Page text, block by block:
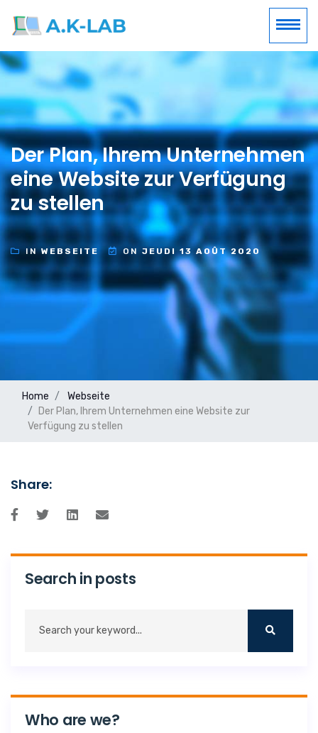
Der Plan, Ihrem Unternehmen
eine Website zur Verfügung
zu stellen
INWEBSEITE ONJEUDI 13 AOÛT 2020
Home
Webseite
Der Plan, Ihrem Unternehmen eine Website zur
Verfügung zu stellen
Share:
Search in posts
Who are we?